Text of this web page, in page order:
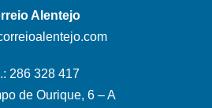
Alentejo
286 328 417
de Ourique, 6 – A